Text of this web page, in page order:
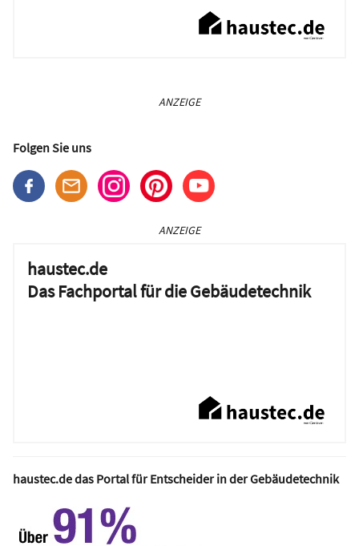
ANZEIGE
Folgen Sie uns
ANZEIGE
haustec.de
Das Fachportal für die Gebäudetechnik
haustec.de das Portal für Entscheider in der Gebäudetechnik